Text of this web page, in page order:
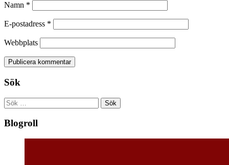
Namn *
E-postadress *
Webbplats
Sök
Sök
efter:
Blogroll